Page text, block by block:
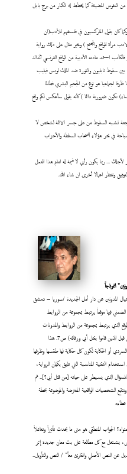
من النفوس المضيئة كما يخطط له الكبار من برج بابل
كان يقول الماركسيون في فلسفتهم للأدب(ان
مرأة للواقع والمجتمع ) وخير مثال على ذلك رواية
فكتور هيجو فالكاتب استمد مادته الأدبية من الواقع الفرنسي آنذاك
بين سقوط نابليون والثورة ضد الملك لويس فيليب
اجتماعيا هو نوع من الجحيم البشري فطالما
تكون ضرورية دائما ) كأنه يقول سأعكس لكم واقع
موجعة تشبه السقوط من على جسر الائمة لشخص لا
في بحر هؤلاء أصحاب السلطة والأحزاب
... ربما يكون رأيي لا قيمة له امام هذا العمل
وننتظر اعمالا أخرى ان شاء الله.
انموذجاً
المدونين عن دار أمل الجديدة /سوريا – دمشق
الضمني فيها موقعاً يرتبط بمجموعة من الروابط
الذي يرتبط بمجموعة من الروابط والمدونات
وحملته على الشبكة العالمية، قبل أن يتم تصفيتي الجسدية من قبل الذين قاموا بقتل أبي ورفاقه) ص7. هذا
أو الحكاية لكون كل حكاية لها طقسها وظرفها
التقنية المناسبة التي تليق بكيان الرواية،
الذي يسيطر على حياته [من قتل أبي؟].. ثم
الشخصيات الواقعية المفترضة والموضوعة بخطة
عطاءه
الجواب المنطقي هو متى ما يحدث تأثيراً وتفاعلاً
يشتغل مع كل مطالعة على بث معان جديدة إثر
عن النص الأصلي والقارئ معاً" / النص والتأويل..